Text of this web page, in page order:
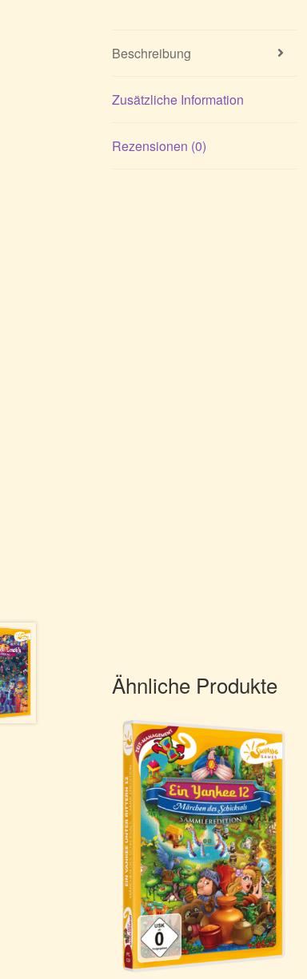
Beschreibung
Zusätzliche Information
Rezensionen (0)
Ähnliche Produkte